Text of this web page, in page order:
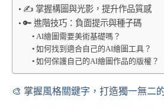
✍️ 掌握構圖與光影，提升作品質感
🔑 進階技巧：負面提示與種子碼
AI繪圖需要美術基礎嗎？
如何找到適合自己的AI繪圖工具？
如何保護自己的AI繪圖作品的版權？
🎨 掌握風格關鍵字，打造獨一無二